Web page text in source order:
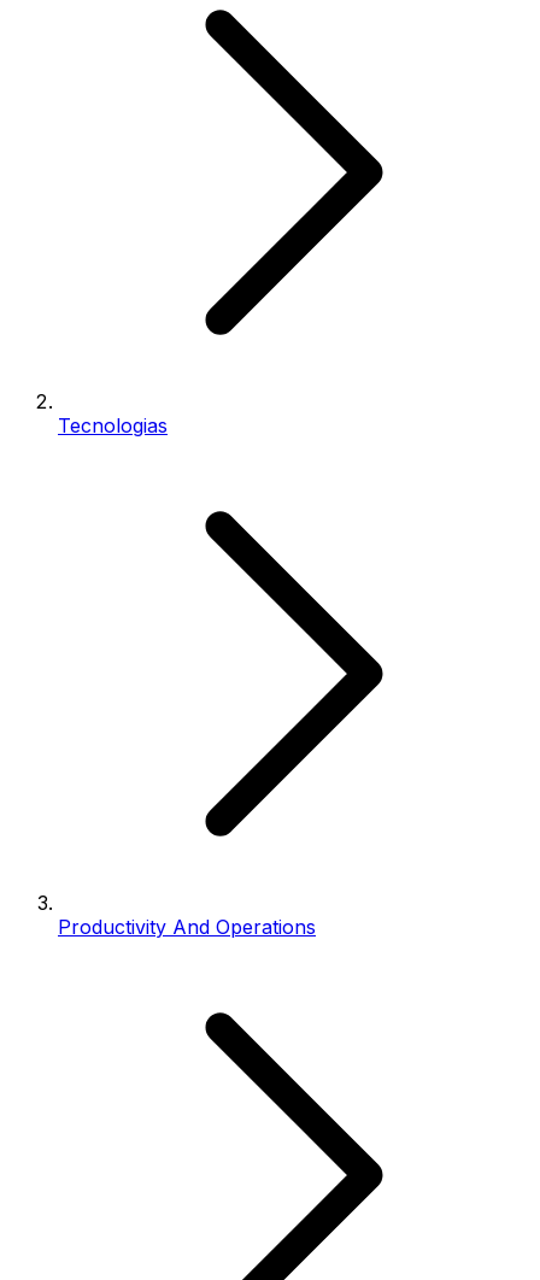
Tecnologias
Productivity And Operations